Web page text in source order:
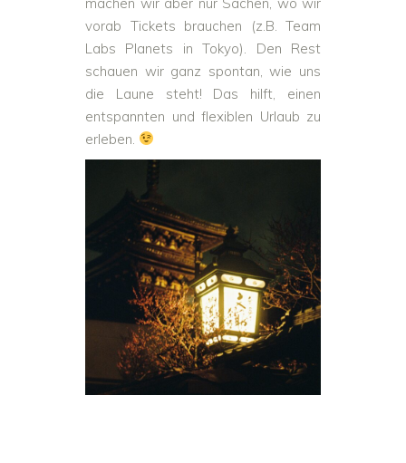
vorab Tickets brauchen (z.B. Team
Labs Planets in Tokyo). Den Rest
schauen wir ganz spontan, wie uns
die Laune steht! Das hilft, einen
entspannten und flexiblen Urlaub zu
erleben.